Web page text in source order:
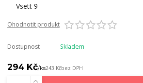
Ohodnotit produkt
Dostupnost Skladem
294 Kč/ks243 Kčbez DPH